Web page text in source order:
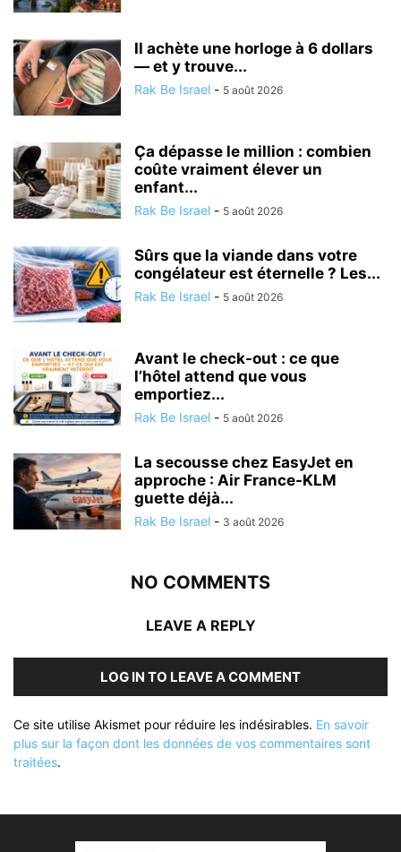
Il achète une horloge à 6 dollars
— et y trouve...
Rak Be Israel - 5 août 2026
Ça dépasse le million : combien
coûte vraiment élever un
enfant...
Rak Be Israel - 5 août 2026
Sûrs que la viande dans votre
congélateur est éternelle ? Les...
Rak Be Israel - 5 août 2026
Avant le check-out : ce que
l’hôtel attend que vous
emportiez...
Rak Be Israel - 5 août 2026
La secousse chez EasyJet en
approche : Air France-KLM
guette déjà...
Rak Be Israel - 3 août 2026
NO COMMENTS
LEAVE A REPLY
LOG IN TO LEAVE A COMMENT
Ce site utilise Akismet pour réduire les indésirables. En savoir
plus sur la façon dont les données de vos commentaires sont
traitées.